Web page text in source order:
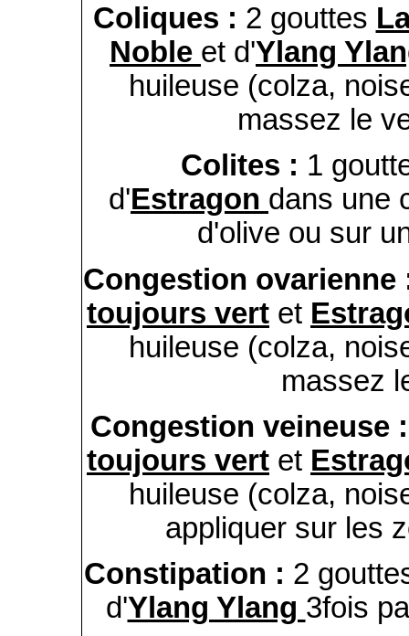
Coliques : 2 gouttes
Noble et d'Ylang
huileuse (colza,
massez le
Colites : 1
d'Estragon dans une
d'olive ou sur
Congestion
toujours vert et
huileuse (colza,
massez
Congestion veineuse
toujours vert et
huileuse (colza,
appliquer sur les
Constipation : 2
d'Ylang Ylang 3fois